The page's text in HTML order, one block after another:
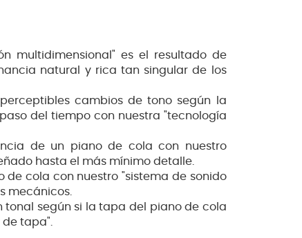
multidimensional" es el resultado de
natural y rica tan singular de los
cambios de tono según la
del tiempo con nuestra "tecnología
de un piano de cola con nuestro
hasta el más mínimo detalle.
de cola con nuestro "sistema de sonido
mecánicos.
tonal según si la tapa del piano de cola
tapa".